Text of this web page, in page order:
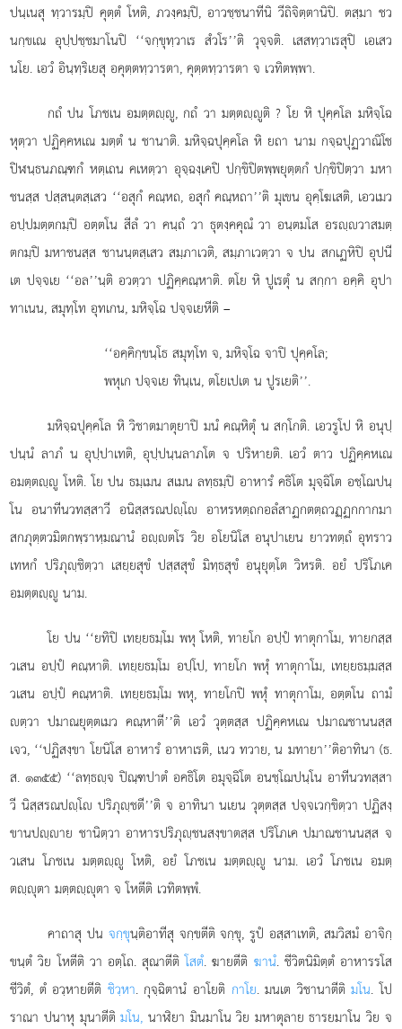
ปนฺเนสุ ทฺวารมฺปิ คุตฺตํ โหติ, ภวงฺคมฺปิ, อาวชฺชนาทีนิ วีถิจิตฺตานิปิ. ตสฺมา ชว
นกฺขเณ อุปฺปชฺชมาโนปิ ‘‘จกฺขุทฺวาเร สํวโร’’ติ วุจฺจติ. เสสทฺวาเรสุปิ เอเสว
นโย. เอวํ อินฺทฺริเยสุ อคุตฺตทฺวารตา, คุตฺตทฺวารตา จ เวทิตพฺพา.
กถํ ปน โภชเน อมตฺตฺู, กถํ วา มตฺตฺูติ ? โย หิ ปุคฺคโล มหิจฺโฉ
หุตฺวา ปฏิคฺคหเณ มตฺตํ น ชานาติ. มหิจฺฉปุคฺคโล หิ ยถา นาม กจฺฉปุฏวาณิโช
ปิฬนฺธนภณฺฑกํ หตฺเถน คเหตฺวา อุจฺฉงฺเคปิ ปกฺขิปิตพฺพยุตฺตกํ ปกฺขิปิตฺวา มหา
ชนสฺส ปสฺสนฺตสฺเสว ‘‘อสุกํ คณฺหถ, อสุกํ คณฺหถา’’ติ มุเขน อุคฺโฆเสติ, เอวเมว
อปฺปมตฺตกมฺปิ อตฺตโน สีลํ วา คนฺถํ วา ธุตงฺคคุณํ วา อนฺตมโส อรฺวาสมตฺ
ตกมฺปิ มหาชนสฺส ชานนฺตสฺเสว สมฺภาเวติ, สมฺภาเวตฺวา จ ปน สกเฏหิปิ อุปนี
เต ปจฺจเย ‘‘อล’’นฺติ อวตฺวา ปฏิคฺคณฺหาติ. ตโย หิ ปูเรตุํ น สกฺกา อคฺคิ อุปา
ทาเนน, สมุทฺโท อุทเกน, มหิจฺโฉ ปจฺจเยหีติ –
‘‘อคฺคิกฺขนฺโธ สมุทฺโท จ, มหิจฺโฉ จาปิ ปุคฺคโล;
พหุเก ปจฺจเย ทินฺเน, ตโยเปเต น ปูรเยติ’’.
มหิจฺฉปุคฺคโล หิ วิชาตมาตุยาปิ มนํ คณฺหิตุํ น สกฺโกติ. เอวรูโป หิ อนุปฺ
ปนฺนํ ลาภํ น อุปฺปาเทติ, อุปฺปนฺนลาภโต จ ปริหายติ. เอวํ ตาว ปฏิคฺคหเณ
อมตฺตฺู โหติ. โย ปน ธมฺเมน สเมน ลทฺธมฺปิ อาหารํ คธิโต มุจฺฉิโต อชฺโฌปนฺ
โน อนาทีนวทสฺสาวี อนิสฺสรณปฺโ อาหรหตฺถกอลํสาฏกตตฺถวฏฺฏกกากมา
สกภุตฺตวมิตกพฺราหฺมณานํ อฺตโร วิย อโยนิโส อนุปาเยน ยาวทตฺถํ อุทราว
เทหกํ ปริภุฺชิตฺวา เสยฺยสุขํ ปสฺสสุขํ มิทฺธสุขํ อนุยุตฺโต วิหรติ. อยํ ปริโภเค
อมตฺตฺู นาม.
โย ปน ‘‘ยทิปิ เทยฺยธมฺโม พหุ โหติ, ทายโก อปฺปํ ทาตุกาโม, ทายกสฺส
วเสน อปฺปํ คณฺหาติ. เทยฺยธมฺโม อปฺโป, ทายโก พหุํ ทาตุกาโม, เทยฺยธมฺมสฺส
วเสน อปฺปํ คณฺหาติ. เทยฺยธมฺโม พหุ, ทายโกปิ พหุํ ทาตุกาโม, อตฺตโน ถามํ
ตฺวา ปมาณยุตฺตเมว คณฺหาตี’’ติ เอวํ วุตฺตสฺส ปฏิคฺคหเณ ปมาณชานนสฺส
เจว, ‘‘ปฏิสงฺขาโยนิโส อาหารํ อาหาเรติ, เนว ทวาย, น มทายา’’ติอาทินา (ธ.
ส. ๑๓๕๕) ‘‘ลทฺธฺจ ปิณฺฑปาตํ อคธิโต อมุจฺฉิโต อนชฺโฌปนฺโน อาทีนวทสฺสา
วี นิสฺสรณปฺโ ปริภุฺชตี’’ติ จ อาทินา นเยน วุตฺตสฺส ปจฺจเวกฺขิตฺวา ปฏิสงฺ
ขานปฺาย ชานิตฺวา อาหารปริภุฺชนสงฺขาตสฺส ปริโภเค ปมาณชานนสฺส จ
วเสน โภชเน มตฺตฺู โหติ, อยํ โภชเน มตฺตฺู นาม. เอวํ โภชเน อมตฺ
ตฺุตา มตฺตฺุตา จ โหตีติ เวทิตพฺพํ.
คาถาสุ ปน จกฺขุนฺติอาทีสุ จกฺขตีติ จกฺขุ, รูปํ อสฺสาเทติ, สมวิสมํ อาจิกฺ
ขนฺตํ วิย โหตีติ วา อตฺโถ. สุณาตีติโสตํ. ฆายตีติ ฆานํ. ชีวิตนิมิตฺตํ อาหารรโส
ชีวิตํ, ตํ อวฺหายตีติ ชิวฺหา. กุจฺฉิตานํ อาโยติ กาโย. มนเต วิชานาตีติมโน. โป
ราณา ปนาหุ มุนาตีติมโน, นาฬิยา มินมาโน วิย มหาตุลาย ธารยมาโน วิย จ